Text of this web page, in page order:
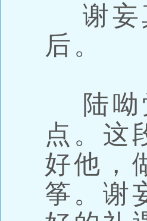
谢妄
后。
陆呦
点。这
好他，
筝。谢